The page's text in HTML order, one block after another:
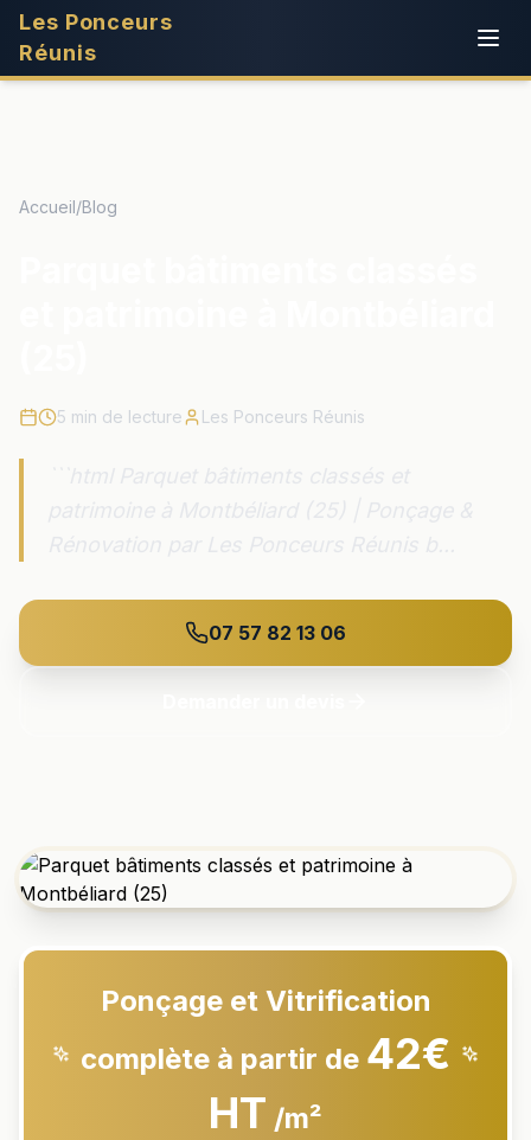
Les Ponceurs
Réunis
Accueil/Blog
5 min de lecture Les Ponceurs Réunis
07 57 82 13 06
Ponçage et Vitrification
complète à partir de 42€
HT /m²